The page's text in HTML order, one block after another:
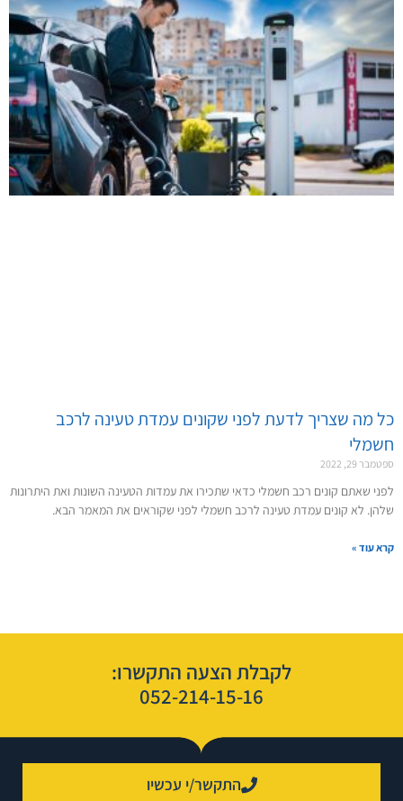
כל מה שצריך לדעת לפני שקונים עמדת טעינה לרכב
חשמלי
ספטמבר 29, 2022
לפני שאתם קונים רכב חשמלי כדאי שתכירו את עמדות הטעינה השונות ואת היתרונות
שלהן. לא קונים עמדת טעינה לרכב חשמלי לפני שקוראים את המאמר הבא.
קרא עוד »
לקבלת הצעה התקשרו:
052-214-15-16
התקשר/י עכשיו